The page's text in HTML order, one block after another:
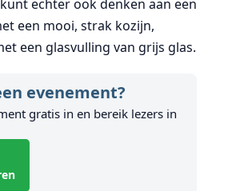
echter ook denken aan een
een mooi, strak kozijn,
een glasvulling van grijs glas.
evenement?
gratis in en bereik lezers in